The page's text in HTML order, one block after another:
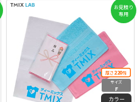
お見積り
専用
厚さ220匁
サイズ
F
カラー